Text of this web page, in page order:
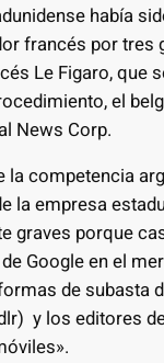
había
francés por tres
Le Figaro, que
el
News Corp.
la competencia
la empresa
graves porque
Google en el
de subasta
y los editores